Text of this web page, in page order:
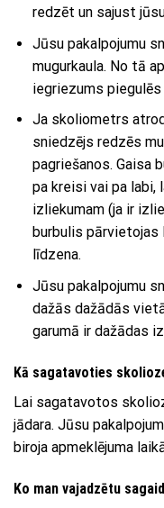
redzēt un sajust
Jūsu pakalpojumu
mugurkaula. No tā
iegriezums piegulēs
Ja skoliometrs
sniedzējs redzēs
pagriešanos. Gaisa
pa kreisi vai pa labi,
izliekumam (ja ir
burbulis pārvietojas
līdzena.
Jūsu pakalpojumu
dažās dažādās
garumā ir dažādas
Kā sagatavoties
Lai sagatavotos
jādara. Jūsu
biroja apmeklējuma
Ko man vajadzētu